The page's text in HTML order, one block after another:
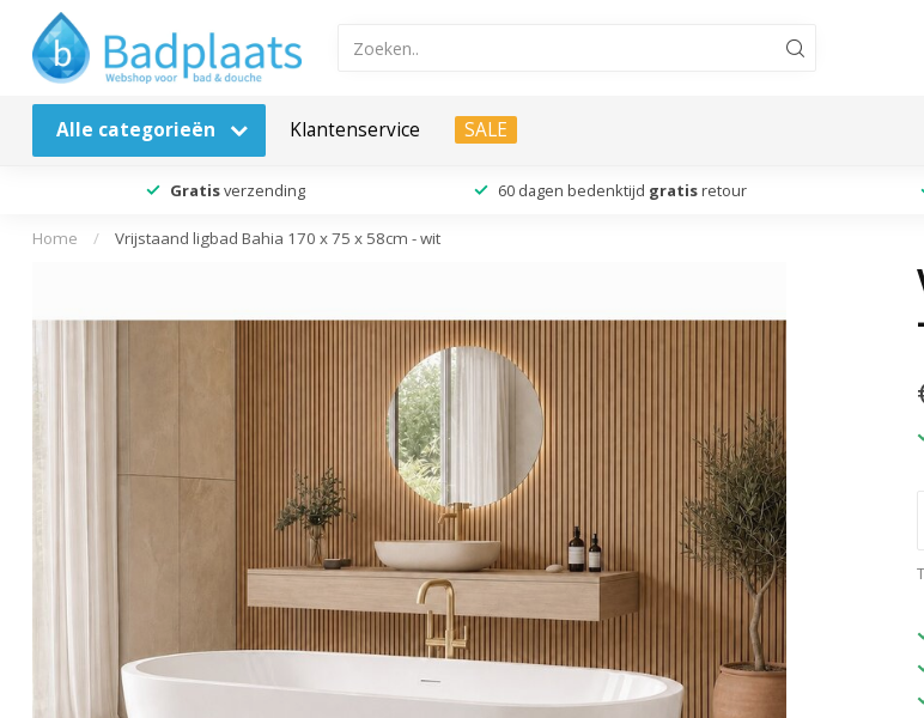
Alle categorieën Klantenservice SALE
Gratisverzending 60 dagen bedenktijd gratis retour
Home / Vrijstaand ligbad Bahia 170 x 75 x 58cm - wit